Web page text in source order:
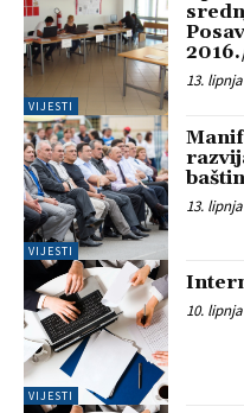
VIJESTI
13.
VIJESTI
13.
VIJESTI
10.